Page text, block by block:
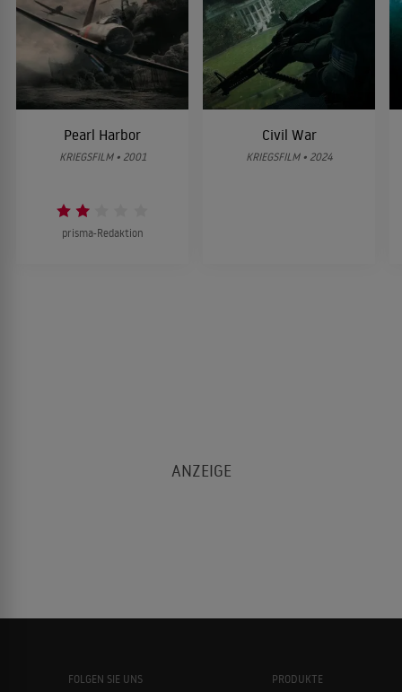
Pearl Harbor
KRIEGSFILM • 2001
prisma-Redaktion
Civil War
KRIEGSFILM • 2024
FOLGEN SIE UNS
PRODUKTE